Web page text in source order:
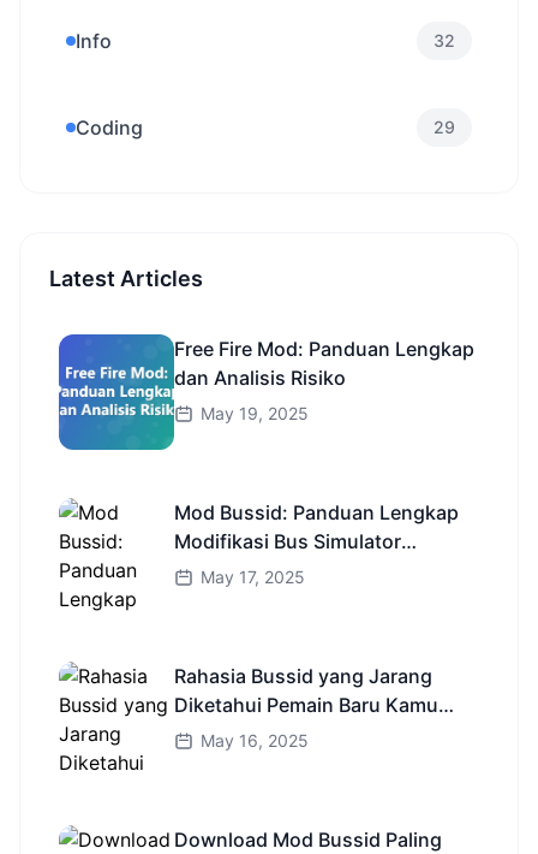
Info 32
Coding 29
Latest Articles
Free Fire Mod: Panduan Lengkap
dan Analisis Risiko
May 19, 2025
Mod Bussid: Panduan Lengkap
Modifikasi Bus Simulator
Indonesia
May 17, 2025
Rahasia Bussid yang Jarang
Diketahui Pemain Baru Kamu
Wajib Coba!
May 16, 2025
Download Mod Bussid Paling